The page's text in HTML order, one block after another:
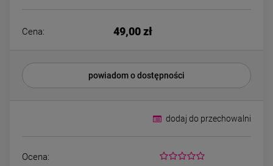
Cena: 49,00 zł
powiadom o dostępności
dodaj do przechowalni
Ocena: